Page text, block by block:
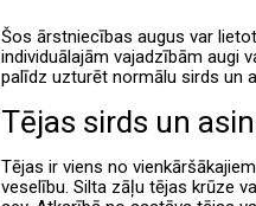
Šos ārstniecības augus var
individuālajām vajadzībām augi
palīdz uzturēt normālu sirds un
Tējas sirds un
Tējas ir viens no
veselību. Silta zāļu tējas krūze